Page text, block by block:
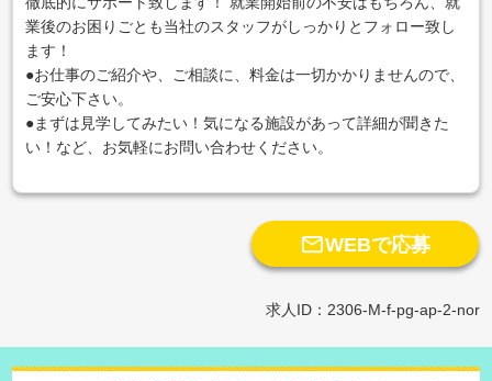
業後のお困りごとも当社のスタッフがしっかりとフォロー致し
ます！
●お仕事のご紹介や、ご相談に、料金は一切かかりませんので、
ご安心下さい。
●まずは見学してみたい！気になる施設があって詳細が聞きた
い！など、お気軽にお問い合わせください。
WEBで応募
求人ID：2306-M-f-pg-ap-2-nor